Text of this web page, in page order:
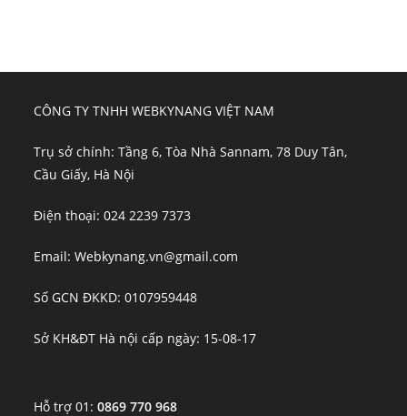
CÔNG TY TNHH WEBKYNANG VIỆT NAM
Trụ sở chính: Tầng 6, Tòa Nhà Sannam, 78 Duy Tân,
Cầu Giấy, Hà Nội
Điện thoại: 024 2239 7373
Email: Webkynang.vn@gmail.com
Số GCN ĐKKD: 0107959448
Sở KH&ĐT Hà nội cấp ngày: 15-08-17
Hỗ trợ 01:0869 770 968